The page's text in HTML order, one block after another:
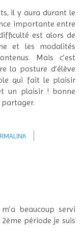
il y aura durant le
importante entre
est alors de
et les modalités
Mais c’est
la posture d’élève
qui fait le plaisir
un plaisir ! bonne
beaucoup servi
période je suis